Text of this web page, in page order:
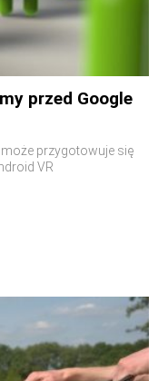
przed Google
może przygotowuje się
VR